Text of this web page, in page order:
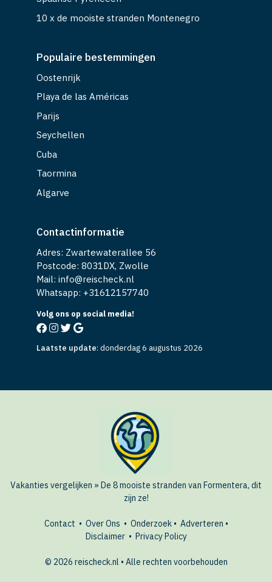
10 x de mooiste stranden Montenegro
Populaire bestemmingen
Oostenrijk
Playa de las Américas
Parijs
Seychellen
Cuba
Taormina
Algarve
Contactinformatie
Adres: Zwartewaterallee 56
Postcode: 8031DX, Zwolle
Mail: info@reischeck.nl
Whatsapp: +31612157740
Volg ons op social media!
Laatste update: donderdag 6 augustus 2026
Vakanties vergelijken » De 8 mooiste stranden van Formentera, dit
zijn ze!
Contact • Over Ons • Onderzoek• Adverteren •
Disclaimer• Privacy Policy
© 2026 reischeck.nl • Alle rechten voorbehouden